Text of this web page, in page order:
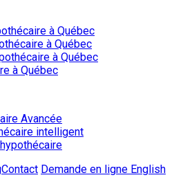
à Québec
à Québec
à Québec
à Québec
Avancée
intelligent
Contact Demande en ligne English